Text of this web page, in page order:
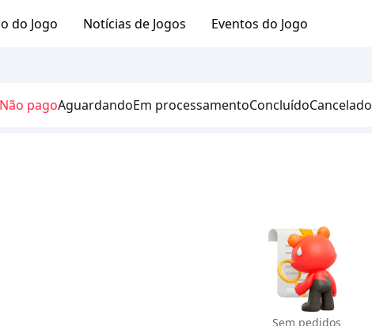
do Jogo Notícias de Jogos Eventos do Jogo
Não pagoAguardandoEm processamentoConcluídoCancelado
Sem pedidos